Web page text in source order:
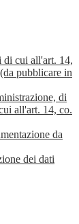
cui all'art. 14,
pubblicare in
di
all'art. 14, co.
da
dei dati